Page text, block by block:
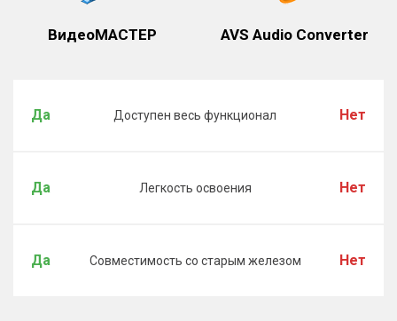
ВидеоМАСТЕР AVS Audio Converter
Да Доступен весь функционал Нет
Да Легкость освоения Нет
Да Совместимость со старым железом Нет